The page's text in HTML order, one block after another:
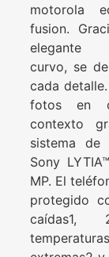
motorola
fusion.
elegante
curvo, se
cada
fotos en
contexto
sistema de
Sony
MP. El
protegido
temperaturas